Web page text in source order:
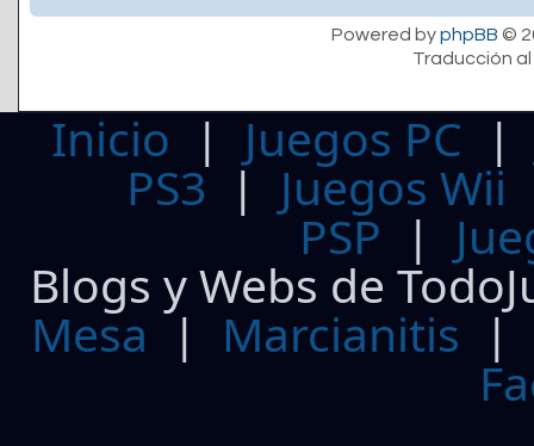
Powered byphpBB ©
Traducción
Inicio | Juegos PC
PS3| Juegos Wii
PSP |
Blogs y Webs de
Mesa | Marcianitis |